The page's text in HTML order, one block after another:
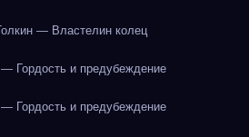
— Властелин колец
Гордость и предубеждение
Гордость и предубеждение